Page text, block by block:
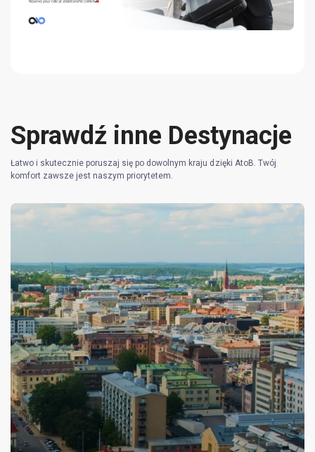
Sprawdź inne Destynacje
Łatwo i skutecznie poruszaj się po dowolnym kraju dzięki AtoB. Twój
komfort zawsze jest naszym priorytetem.